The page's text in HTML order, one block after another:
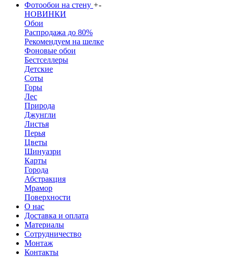
Фотообои на стену +-
НОВИНКИ
Обои
Распродажа до 80%
Рекомендуем на шелке
Фоновые обои
Бестселлеры
Детские
Соты
Горы
Лес
Природа
Джунгли
Листья
Перья
Цветы
Шинуазри
Карты
Города
Абстракция
Мрамор
Поверхности
О нас
Доставка и оплата
Материалы
Сотрудничество
Монтаж
Контакты